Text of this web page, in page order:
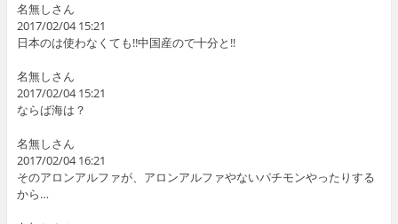
名無しさん
2017/02/04 15:21
日本のは使わなくても!!中国産ので十分と!!
名無しさん
2017/02/04 15:21
ならば海は？
名無しさん
2017/02/04 16:21
そのアロンアルファが、アロンアルファやないパチモンやったりする
から…